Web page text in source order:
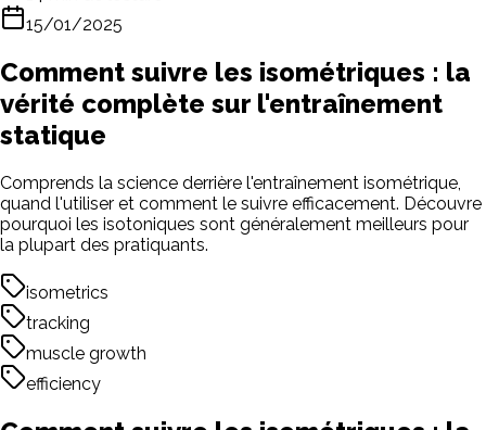
15/01/2025
Comment suivre les isométriques : la
vérité complète sur l'entraînement
statique
Comprends la science derrière l'entraînement isométrique,
quand l'utiliser et comment le suivre efficacement. Découvre
pourquoi les isotoniques sont généralement meilleurs pour
la plupart des pratiquants.
isometrics
tracking
muscle growth
efficiency